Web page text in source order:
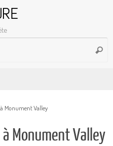
Monument Valley
Monument Valley